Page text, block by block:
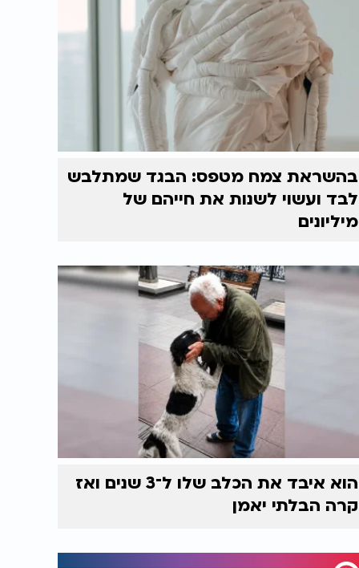
בהשראת צמח מטפס: הבגד שמתלבש
לבד ועשוי לשנות את חייהם של
מיליונים
הוא איבד את הכלב שלו ל־3 שנים ואז
קרה הבלתי יאמן